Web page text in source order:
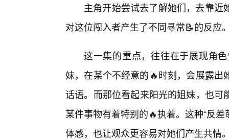
主角开始尝试去了解她们，去靠
对这位闯入者产生了不同寻常📝的反应
这一集的重点，往往在于展现角
妹，在某个不经意的🔥时刻，会展露
话语。而那位看起来阳光的姐妹，也
某件事物有着特别的🔥执着。这种“反
体感，也让观众更容易对她们产生共情